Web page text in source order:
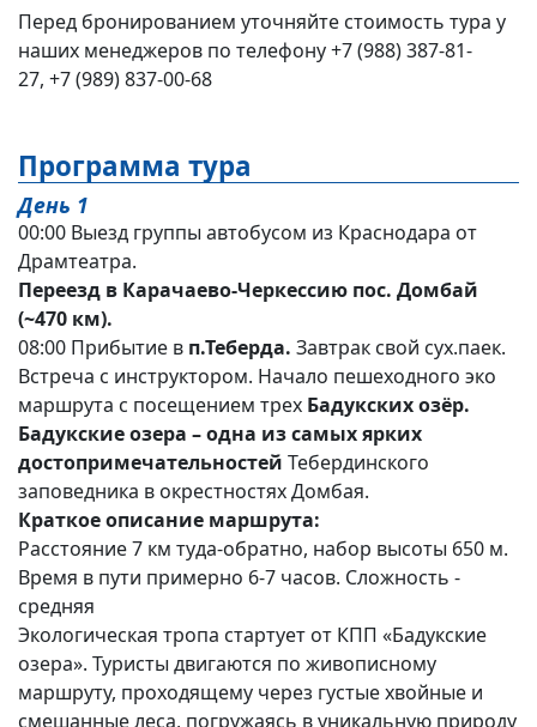
Перед бронированием уточняйте стоимость тура у
наших менеджеров по телефону+7 (988) 387-81-
27, +7 (989) 837-00-68
Программа тура
День 1
00:00 Выезд группы автобусом из Краснодара от
Драмтеатра.
Переезд в Карачаево-Черкессию пос. Домбай
(~470 км).
08:00 Прибытие в п.Теберда. Завтрак свой сух.паек.
Встреча с инструктором. Начало пешеходного эко
маршрута с посещением трех Бадукских озёр.
Бадукские озера – одна из самых ярких
достопримечательностей Тебердинского
заповедника в окрестностях Домбая.
Краткое описание маршрута:
Расстояние 7 км туда-обратно, набор высоты 650 м.
Время в пути примерно 6-7 часов. Сложность -
средняя
Экологическая тропа стартует от КПП «Бадукские
озера». Туристы двигаются по живописному
маршруту, проходящему через густые хвойные и
смешанные леса, погружаясь в уникальную природу